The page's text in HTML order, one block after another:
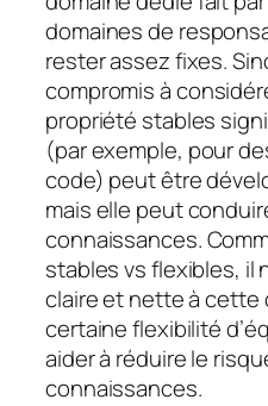
domaines de
rester assez fixes.
compromis à
propriété stables
(par exemple, pour
code) peut être
mais elle peut
connaissances.
stables vs flexibles, il
claire et nette à cette
certaine flexibilité
aider à réduire le
connaissances.